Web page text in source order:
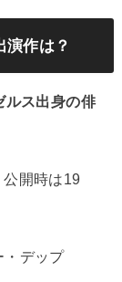
作は？
ルス出身の俳
開時は19
・デップ